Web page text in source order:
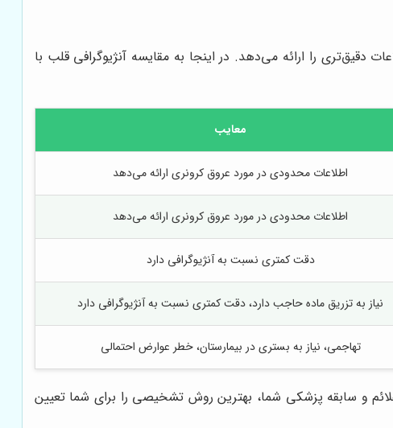
را ارائه می‌دهد. در اینجا به مقایسه آنژیوگرافی قلب با
معایب
اطلاعات محدودی در مورد عروق کرونری ارائه می‌دهد
اطلاعات محدودی در مورد عروق کرونری ارائه می‌دهد
دقت کمتری نسبت به آنژیوگرافی دارد
نیاز به تزریق ماده حاجب دارد، دقت کمتری نسبت به آنژیوگرافی دارد
تهاجمی، نیاز به بستری در بیمارستان، خطر عوارض احتمالی
و سابقه پزشکی شما، بهترین روش تشخیصی را برای شما تعیین